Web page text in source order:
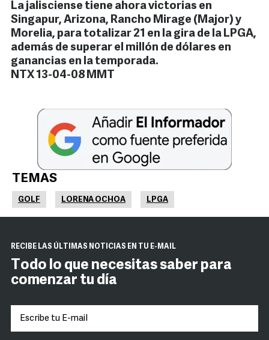
La jalisciense tiene ahora victorias en
Singapur, Arizona, Rancho Mirage (Major) y
Morelia, para totalizar 21 en la gira de la LPGA,
además de superar el millón de dólares en
ganancias en la temporada.
NTX 13-04-08 MMT
TEMAS
GOLF LORENA OCHOA LPGA
RECIBE LAS ÚLTIMAS NOTICIAS EN TU E-MAIL
Todo lo que necesitas saber para
comenzar tu día